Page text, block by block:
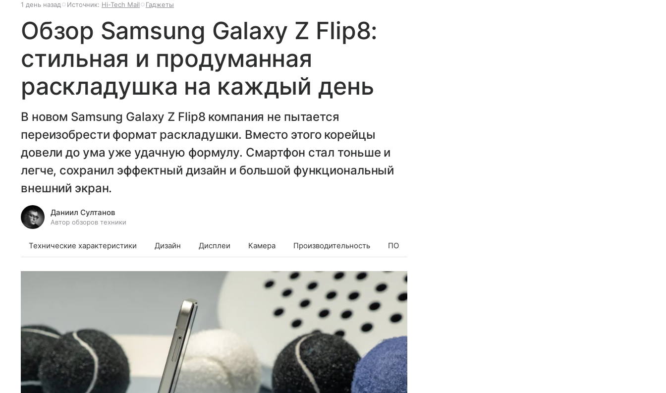
1 день назад Источник: Hi-Tech Mail Гаджеты
Обзор Samsung Galaxy Z Flip8:
стильная и продуманная
раскладушка на каждый день
В новом Samsung Galaxy Z Flip8 компания не пытается
переизобрести формат раскладушки. Вместо этого корейцы
довели до ума уже удачную формулу. Смартфон стал тоньше и
легче, сохранил эффектный дизайн и большой функциональный
внешний экран.
Даниил Султанов
Автор обзоров техники
Технические характеристики Дизайн Дисплеи Камера Производительность ПО